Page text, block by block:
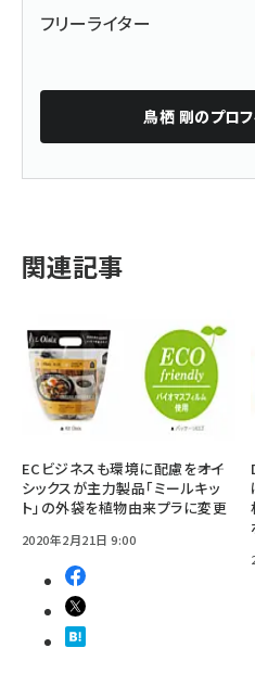
フリーライター
鳥栖 剛のプロ
関連記事
ECビジネスも環境に配慮を――オイ
シックスが主力製品「ミールキッ
ト」の外袋を植物由来プラに変更
2020年2月21日 9:00